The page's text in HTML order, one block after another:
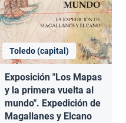
Toledo (capital)
Exposición "Los Mapas
y la primera vuelta al
mundo". Expedición de
Magallanes y Elcano